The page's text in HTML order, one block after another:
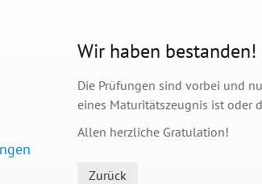
Wir haben bestanden!
Die Prüfungen sind vorbei und
eines Maturitätszeugnis ist oder
Allen herzliche Gratulation!
Zurück